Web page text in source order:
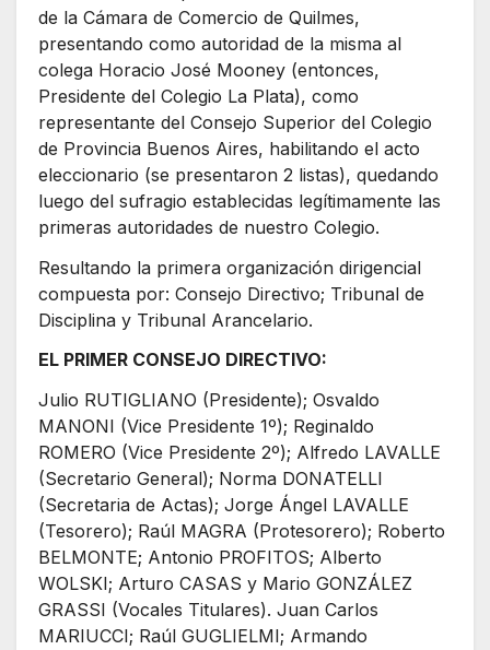
de la Cámara de Comercio de Quilmes,
presentando como autoridad de la misma al
colega Horacio José Mooney (entonces,
Presidente del Colegio La Plata), como
representante del Consejo Superior del Colegio
de Provincia Buenos Aires, habilitando el acto
eleccionario (se presentaron 2 listas), quedando
luego del sufragio establecidas legítimamente las
primeras autoridades de nuestro Colegio.
Resultando la primera organización dirigencial
compuesta por: Consejo Directivo; Tribunal de
Disciplina y Tribunal Arancelario.
EL PRIMER CONSEJO DIRECTIVO:
Julio RUTIGLIANO (Presidente); Osvaldo
MANONI (Vice Presidente 1º); Reginaldo
ROMERO (Vice Presidente 2º); Alfredo LAVALLE
(Secretario General); Norma DONATELLI
(Secretaria de Actas); Jorge Ángel LAVALLE
(Tesorero); Raúl MAGRA (Protesorero); Roberto
BELMONTE; Antonio PROFITOS; Alberto
WOLSKI; Arturo CASAS y Mario GONZÁLEZ
GRASSI (Vocales Titulares). Juan Carlos
MARIUCCI; Raúl GUGLIELMI; Armando